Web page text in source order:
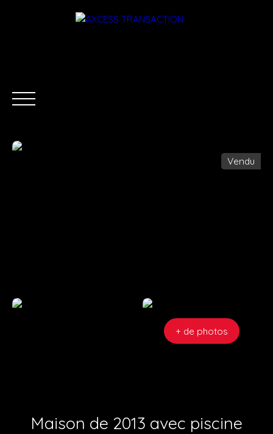
Vendu
+ de photos
Maison de 2013 avec piscine